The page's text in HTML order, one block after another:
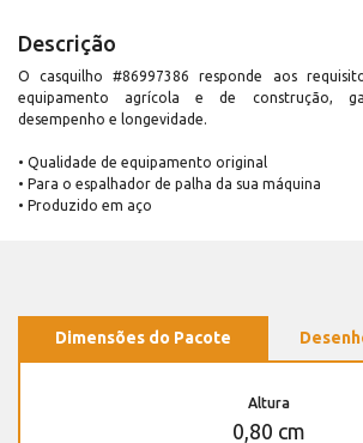
Descrição
O casquilho #86997386 responde aos
equipamento agrícola e de construção,
desempenho e longevidade.
• Qualidade de equipamento original
• Para o espalhador de palha da sua máquina
• Produzido em aço
Dimensões do Pacote
Altura
0,80 cm